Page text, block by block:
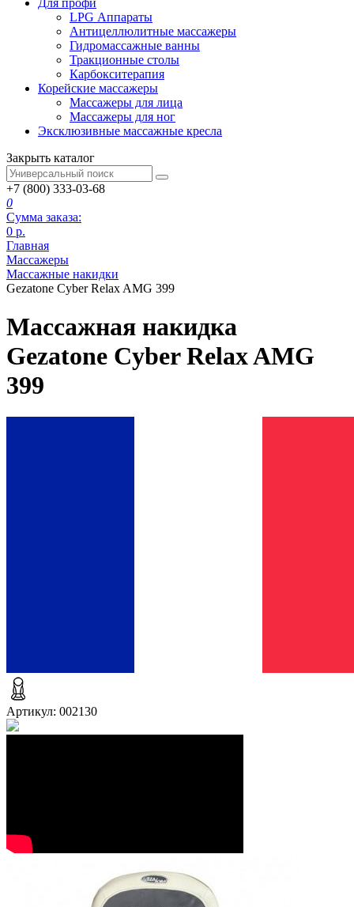
LPG Аппараты
Антицеллюлитные массажеры
Гидромассажные ванны
Тракционные столы
Карбокситерапия
Корейские массажеры
Массажеры для лица
Массажеры для ног
Эксклюзивные массажные кресла
Закрыть каталог
+7 (800) 333-03-68
0
Сумма заказа:
0 р.
Главная
Массажеры
Массажные накидки
Gezatone Cyber Relax AMG 399
Массажная накидка
Gezatone Cyber Relax AMG
399
Артикул: 002130